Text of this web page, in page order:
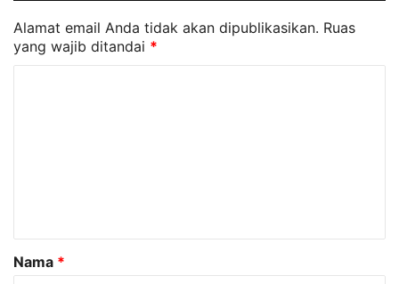
Alamat email Anda tidak akan dipublikasikan. Ruas
yang wajib ditandai *
a
r
Nama *